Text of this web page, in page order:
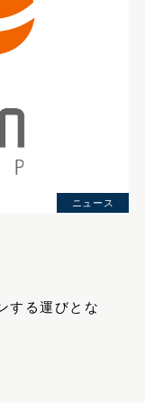
ニュース
する運びとな